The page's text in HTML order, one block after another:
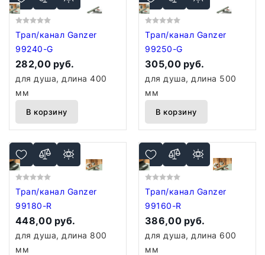
Трап/канал Ganzer
99240-G
282,00 руб.
для душа, длина 400
мм
В корзину
Трап/канал Ganzer
99250-G
305,00 руб.
для душа, длина 500
мм
В корзину
Трап/канал Ganzer
99180-R
448,00 руб.
для душа, длина 800
мм
Трап/канал Ganzer
99160-R
386,00 руб.
для душа, длина 600
мм